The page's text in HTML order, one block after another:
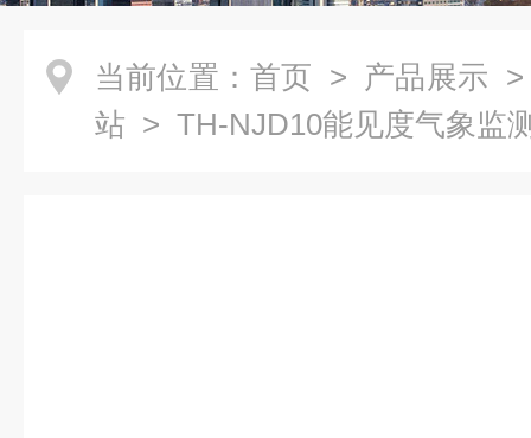
当前位置： 首页 > 产品展示
站 > TH-NJD10能见度气象监